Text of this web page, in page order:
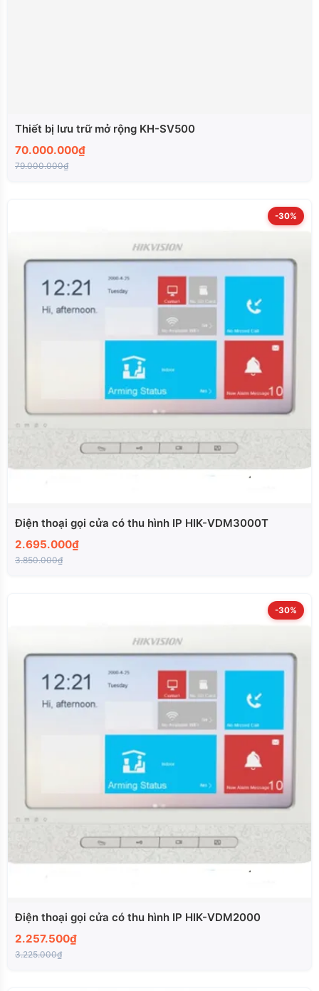
Thiết bị lưu trữ mở rộng KH-SV500
70.000.000₫
79.000.000₫
-30%
Điện thoại gọi cửa có thu hình IP HIK-VDM3000T
2.695.000₫
3.850.000₫
-30%
Điện thoại gọi cửa có thu hình IP HIK-VDM2000
2.257.500₫
3.225.000₫